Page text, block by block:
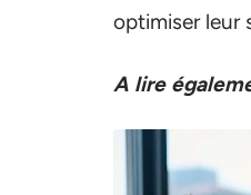
optimiser leur
A lire